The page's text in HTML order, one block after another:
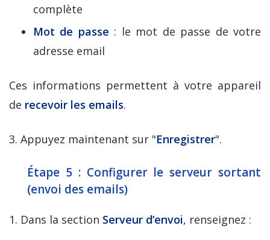
complète
Mot de passe : le mot de passe de votre
adresse email
Ces informations permettent à votre appareil
de recevoir les emails.
3. Appuyez maintenant sur "Enregistrer".
Étape 5 : Configurer le serveur sortant
(envoi des emails)
1. Dans la section Serveur d’envoi, renseignez :